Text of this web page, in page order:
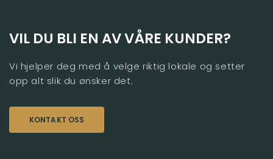
VIL DU BLI EN AV VÅRE KUNDER?
Vi hjelper deg med å velge riktig lokale og setter
opp alt slik du ønsker det.
KONTAKT OSS